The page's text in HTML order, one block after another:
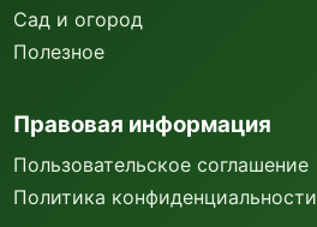
Сад и огород
Полезное
Правовая информация
Пользовательское соглашение
Политика конфиденциальности